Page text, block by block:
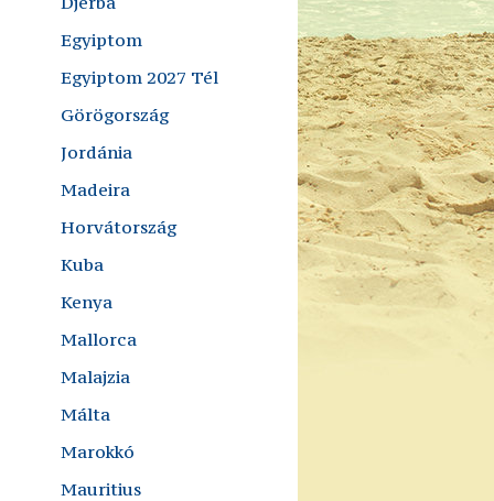
Egyiptom
Egyiptom 2027 Tél
Görögország
Jordánia
Madeira
Horvátország
Kuba
Kenya
Mallorca
Malajzia
Málta
Marokkó
Mauritius